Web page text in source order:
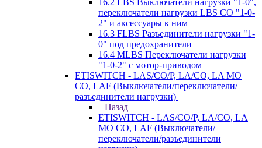
16.2 LBS Выключатели нагрузки "1-0",
переключатели нагрузки LBS CO "1-0-
2" и аксессуары к ним
16.3 FLBS Разъединители нагрузки "1-
0" под предохранители
16.4 MLBS Переключатели нагрузки
"1-0-2" с мотор-приводом
ETISWITCH - LAS/CO/P, LA/CO, LA MO
CO, LAF (Выключатели/переключатели/
разъединители нагрузки)
Назад
ETISWITCH - LAS/CO/P, LA/CO, LA
MO CO, LAF (Выключатели/
переключатели/разъединители